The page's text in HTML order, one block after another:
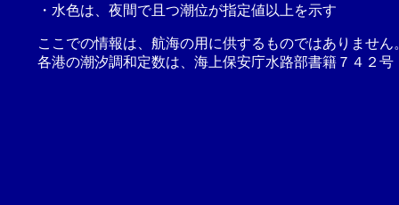
・水色は、夜間で且つ潮位が指定値以上を示す
ここでの情報は、航海の用に供するものではありませ
各港の潮汐調和定数は、海上保安庁水路部書籍７４２